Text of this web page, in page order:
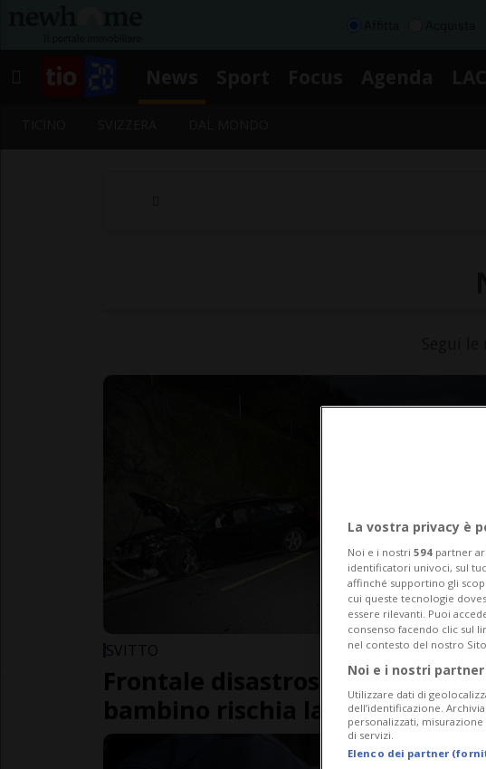
SVITTO
Frontale disastroso: otto feriti,
bambino rischia la vita
La vostra privacy è
Noi e i nostri 594 partner
identificatori univoci, sul
affinché supportino gli
cui queste tecnologie
essere rilevanti. Puoi
consenso facendo clic sul
nel contesto del nostro
Noi e i nostri
Utilizzare dati di
dell’identificazione.
personalizzati,
di servizi.
Elenco dei partner